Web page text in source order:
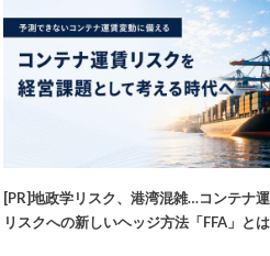
[PR]地政学リスク、港湾混雑…コンテナ
リスクへの新しいヘッジ方法「FFA」とは